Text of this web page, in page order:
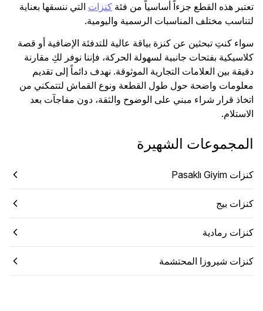
تعتبر هذه القطع جزءاً أساسياً من فئة كنزات التي ننسقها بعناية
لتناسب مختلف المناسبات الرسمية واليومية.
سواء كنتِ تبحثين عن كنزة بياقة عالية للتدفئة الإضافية أو قصة
كلاسيكية بفتحات جانبية لسهولة الحركة، فإننا نوفر لكِ مقارنة
دقيقة بين العلامات التجارية الموثوقة. نهدف دائماً إلى تقديم
معلومات واضحة حول طول القطعة ونوع القماش لتتمكني من
اتخاذ قرار شراء مبني على الوضوح والثقة، دون مفاجآت بعد
الاستلام.
المجموعات الشهيرة
كنزات Pasaklı Giyim
كنزات بيج
كنزات رمادية
كنزات شيروزا المحتشمة